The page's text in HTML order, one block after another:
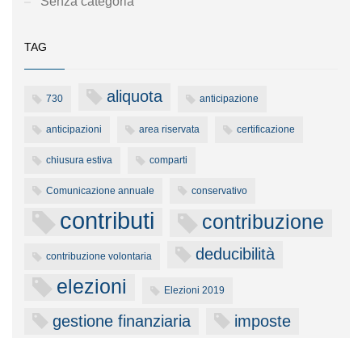
TAG
730 aliquota anticipazione
anticipazioni area riservata certificazione
chiusura estiva comparti
Comunicazione annuale conservativo
contributi contribuzione
contribuzione volontaria deducibilità
elezioni Elezioni 2019
gestione finanziaria imposte